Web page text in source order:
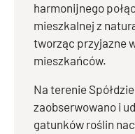
harmonijnego
mieszkalnej z
tworząc przyjazne
mieszkańców.
Na terenie
zaobserwowano i
gatunków roślin